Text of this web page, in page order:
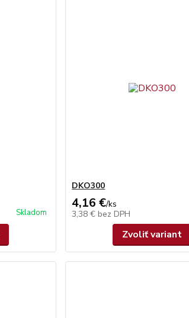
Skladom
DKO300
4,16 €/ks
3,38 € bez DPH
Zvoliť variant